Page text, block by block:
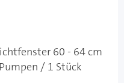
60 - 64 cm
/ 1 Stück